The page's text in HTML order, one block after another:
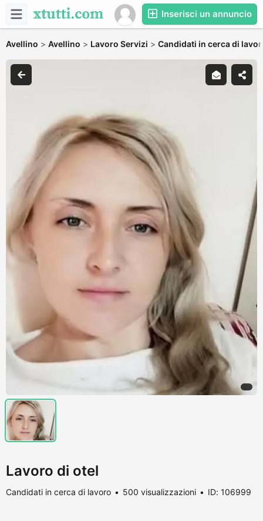
Inserisci un annuncio
Avellino > Avellino > Lavoro Servizi > Candidati in cerca di
Lavoro di otel
Candidati in cerca di lavoro 500 visualizzazioni ID: 106999